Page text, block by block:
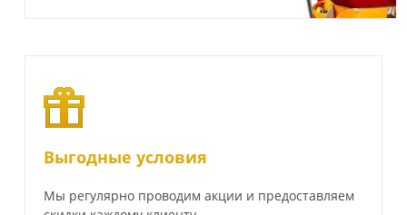
Выгодные условия
Мы регулярно проводим акции и предоставляем